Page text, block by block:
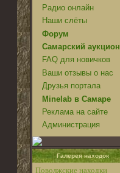
Радио онлайн
Наши слёты
Форум
Самарский аукцион
FAQ для новичков
Ваши отзывы о нас
Друзья портала
Minelab в Самаре
Реклама на сайте
Администрация
Галерея находок
Поволжские находки